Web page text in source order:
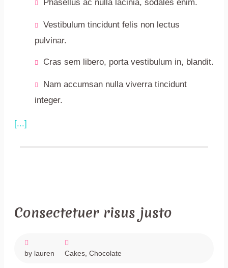
Phasellus ac nulla lacinia, sodales enim.
Vestibulum tincidunt felis non lectus
pulvinar.
Cras sem libero, porta vestibulum in, blandit.
Nam accumsan nulla viverra tincidunt
integer.
[...]
December
4, 2017
Consectetuer risus justo
by lauren Cakes Chocolate